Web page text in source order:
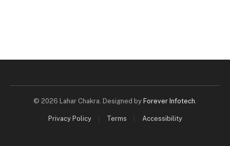
© 2026 Lahar Chakra. Designed by Forever Infotech.
Privacy Policy Terms Accessibility